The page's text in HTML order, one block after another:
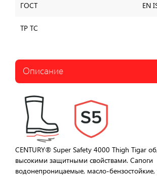
ГОСТ EN
ТР ТС
Описание
CENTURY® Super Safety 4000 Thigh Tigar
высокими защитными свойствами. Сапоги
водонепроницаемые, масло-